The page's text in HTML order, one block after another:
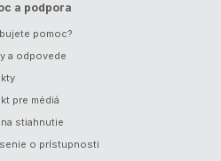
a podpora
pomoc?
a odpovede
pre médiá
stiahnutie
o prístupnosti